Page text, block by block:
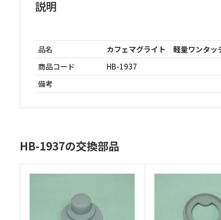
説明
品名
カフェマグライト 軽量ワンタッ
商品コード
HB-1937
備考
HB-1937の交換部品